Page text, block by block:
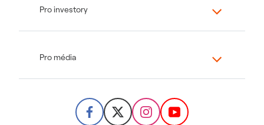
Pro investory
Pro média